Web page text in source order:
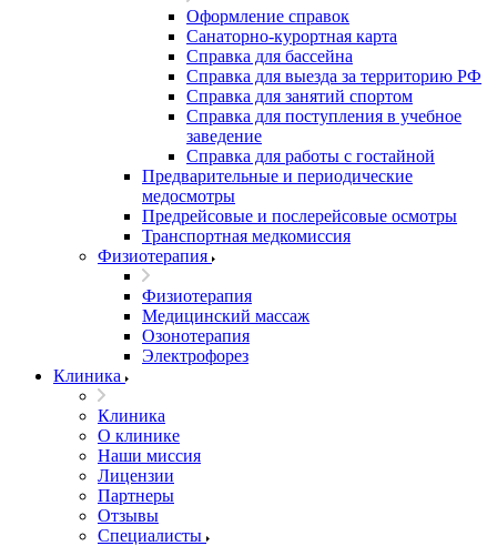
Оформление справок
Санаторно-курортная карта
Справка для бассейна
Справка для выезда за территорию РФ
Справка для занятий спортом
Справка для поступления в учебное
заведение
Справка для работы с гостайной
Предварительные и периодические
медосмотры
Предрейсовые и послерейсовые осмотры
Транспортная медкомиссия
Физиотерапия
Физиотерапия
Медицинский массаж
Озонотерапия
Электрофорез
Клиника
Клиника
О клинике
Наши миссия
Лицензии
Партнеры
Отзывы
Специалисты